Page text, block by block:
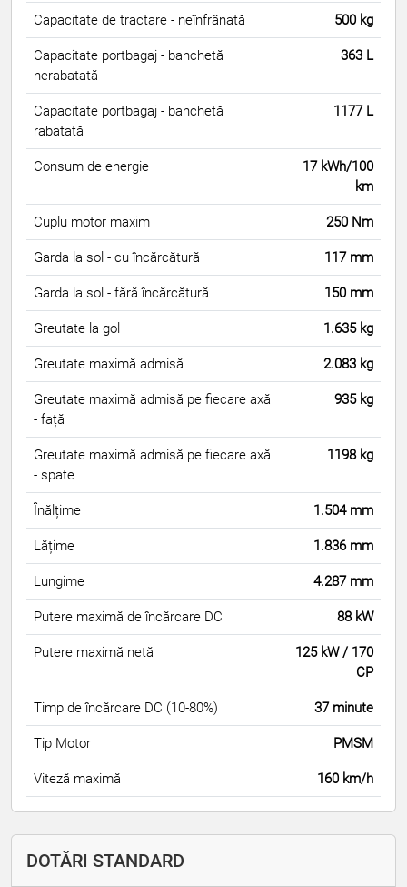
Capacitate de tractare - neînfrânată 500 kg
Capacitate portbagaj - banchetă
nerabatată
363 L
Capacitate portbagaj - banchetă
rabatată
1177 L
Consum de energie
17 kWh/100
km
Cuplu motor maxim 250 Nm
Garda la sol - cu încărcătură 117 mm
Garda la sol - fără încărcătură 150 mm
Greutate la gol 1.635 kg
Greutate maximă admisă 2.083 kg
Greutate maximă admisă pe fiecare axă
- față
935 kg
Greutate maximă admisă pe fiecare axă
- spate
1198 kg
Înălțime 1.504 mm
Lățime 1.836 mm
Lungime 4.287 mm
Putere maximă de încărcare DC 88 kW
Putere maximă netă
125 kW / 170
CP
Timp de încărcare DC (10-80%) 37 minute
Tip Motor PMSM
Viteză maximă 160 km/h
DOTĂRI STANDARD